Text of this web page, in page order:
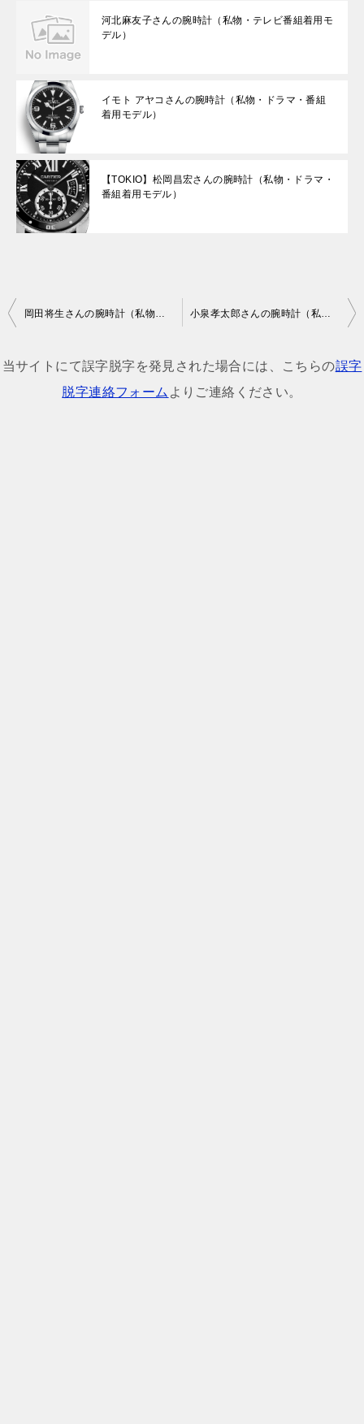
河北麻友子さんの腕時計（私物・テレビ番組着用モ
デル）
イモト アヤコさんの腕時計（私物・ドラマ・番組
着用モデル）
【TOKIO】松岡昌宏さんの腕時計（私物・ドラマ・
番組着用モデル）
投
ナ
岡田将生さんの腕時計（私物・ドラマ・番組着用モデル） 小泉孝太郎さんの腕時計（私物・ドラマ・番組着用モデル）
当サイトにて誤字脱字を発見された場合には、こちらの誤字
脱字連絡フォーム よりご連絡ください。